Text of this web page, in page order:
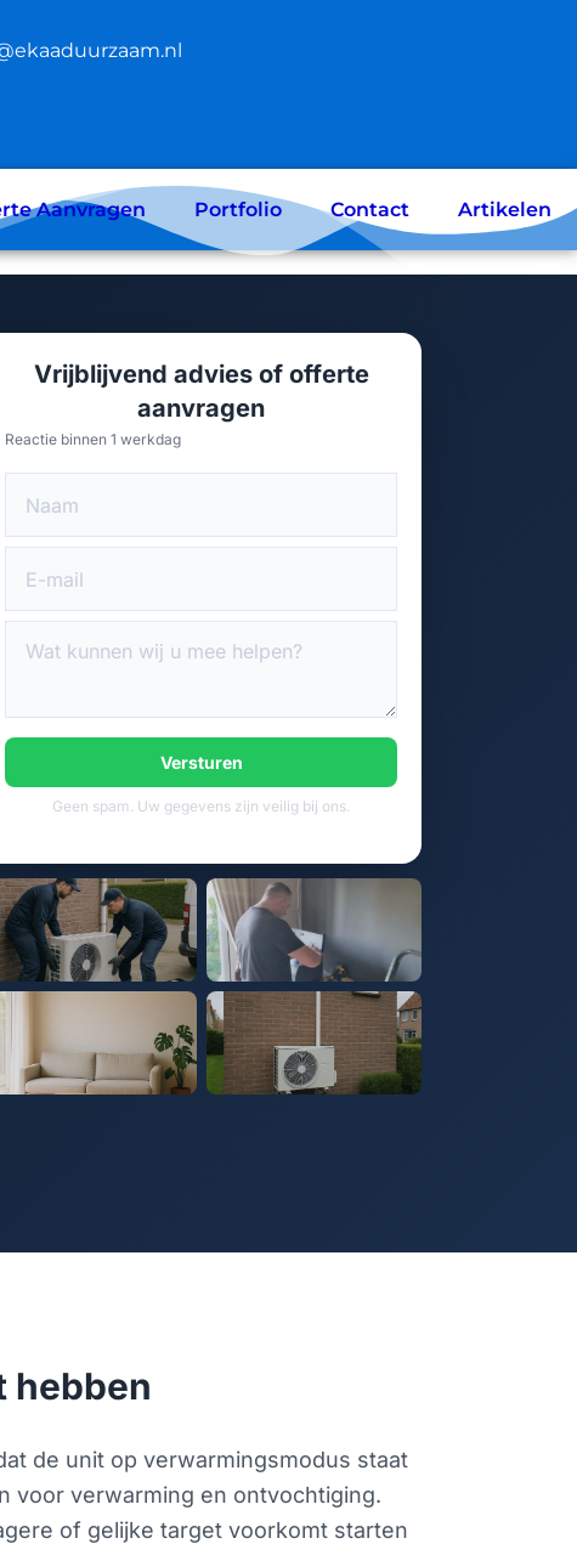
Aanvragen Portfolio Contact Artikelen
Vrijblijvend advies of offerte
aanvragen
Reactie binnen 1 werkdag
Versturen
Geen spam. Uw gegevens zijn veilig bij ons.
hebben
de unit op verwarmingsmodus staat
voor verwarming en ontvochtiging.
of gelijke target voorkomt starten